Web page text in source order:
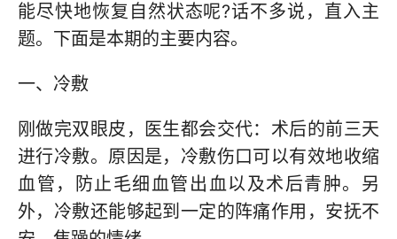
能尽快地恢复自然状态呢?话不多说，直入主
题。下面是本期的主要内容。
一、冷敷
刚做完双眼皮，医生都会交代：术后的前三天
进行冷敷。原因是，冷敷伤口可以有效地收缩
血管，防止毛细血管出血以及术后青肿。另
外，冷敷还能够起到一定的阵痛作用，安抚不